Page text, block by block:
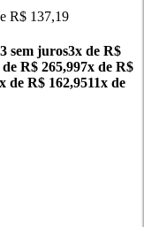
R$ 137,19
sem juros3x de R$
R$ 265,997x de R$
de R$ 162,9511x de